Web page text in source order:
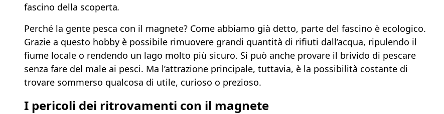
fascino della scoperta.
Perché la gente pesca con il magnete? Come abbiamo già detto, parte del fascino è ecologico.
Grazie a questo hobby è possibile rimuovere grandi quantità di rifiuti dall’acqua, ripulendo il
fiume locale o rendendo un lago molto più sicuro. Si può anche provare il brivido di pescare
senza fare del male ai pesci. Ma l’attrazione principale, tuttavia, è la possibilità costante di
trovare sommerso qualcosa di utile, curioso o prezioso.
I pericoli dei ritrovamenti con il magnete